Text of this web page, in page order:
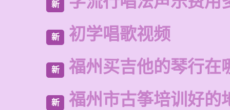
新
新 初学唱歌视频
新 福州买吉他的琴行在
新 福州市古筝培训好的